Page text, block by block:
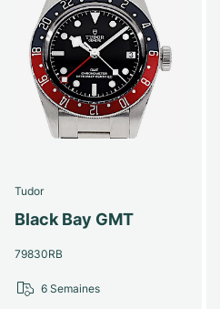
Tudor
Black Bay GMT
79830RB
6 Semaines